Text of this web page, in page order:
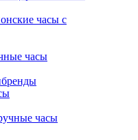
часы с
часы
часы